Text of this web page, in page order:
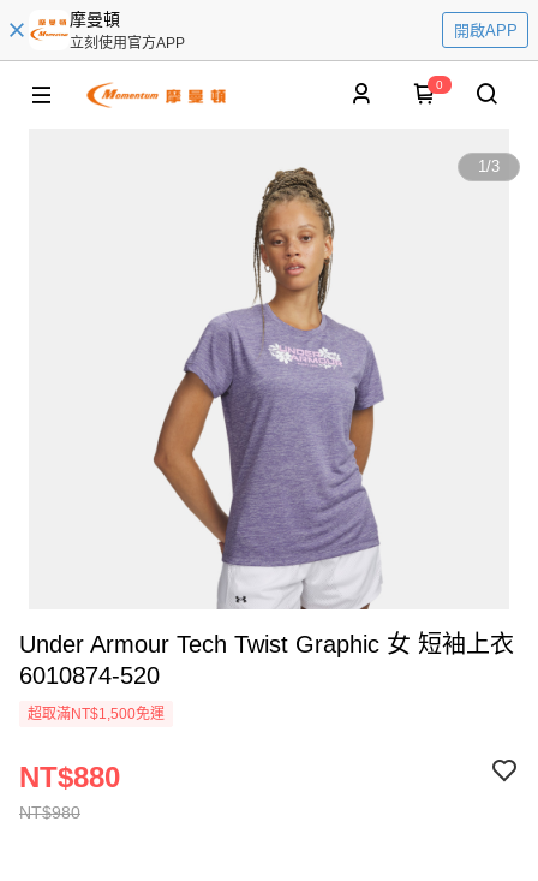
摩曼頓
立刻使用官方APP
開啟APP
0
1/3
Under Armour Tech Twist Graphic 女 短袖上衣
6010874-520
超取滿NT$1,500免運
NT$980
NT$880